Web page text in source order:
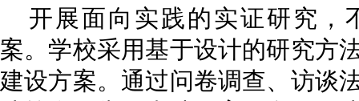
开展面向实践的实证研究，
案。学校采用基于设计的研究方
建设方案。通过问卷调查、访谈